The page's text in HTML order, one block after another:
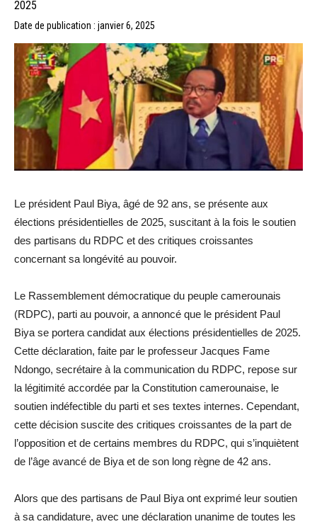
2025
Date de publication : janvier 6, 2025
Le président Paul Biya, âgé de 92 ans, se présente aux
élections présidentielles de 2025, suscitant à la fois le soutien
des partisans du RDPC et des critiques croissantes
concernant sa longévité au pouvoir.
Le Rassemblement démocratique du peuple camerounais
(RDPC), parti au pouvoir, a annoncé que le président Paul
Biya se portera candidat aux élections présidentielles de 2025.
Cette déclaration, faite par le professeur Jacques Fame
Ndongo, secrétaire à la communication du RDPC, repose sur
la légitimité accordée par la Constitution camerounaise, le
soutien indéfectible du parti et ses textes internes. Cependant,
cette décision suscite des critiques croissantes de la part de
l’opposition et de certains membres du RDPC, qui s’inquiètent
de l’âge avancé de Biya et de son long règne de 42 ans.
Alors que des partisans de Paul Biya ont exprimé leur soutien
à sa candidature, avec une déclaration unanime de toutes les